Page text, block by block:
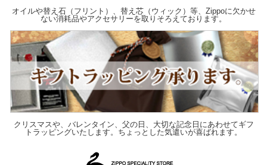
オイルや替え石（フリント）、替え芯（ウィック）等、Zippoに欠かせ
ない消耗品やアクセサリーを取りそろえております。
クリスマスや、バレンタイン、父の日、大切な記念日にあわせてギフ
トラッピングいたします。ちょっとした気遣いが喜ばれます。